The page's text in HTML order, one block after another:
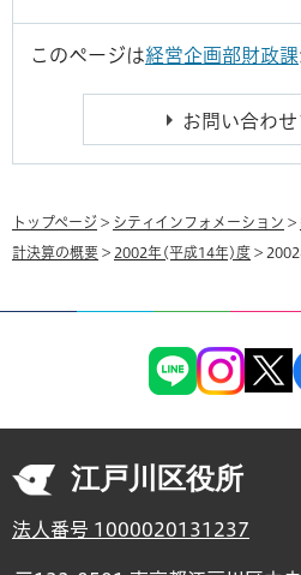
このページは経営企画部財政課
トップページ > シティインフォメーション >
計決算の概要 > 2002年(平成14年)度 >
江戸川区役所
法人番号 1000020131237